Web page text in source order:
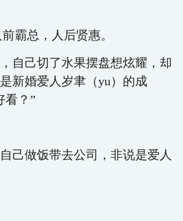
霸总，人后贤惠。
自己切了水果摆盘想炫耀，却
新婚爱人岁聿（yu）的成
看？”
己做饭带去公司，非说是爱人